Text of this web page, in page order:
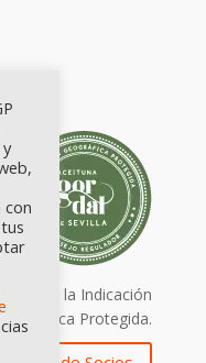
de la Indicación
Protegida.